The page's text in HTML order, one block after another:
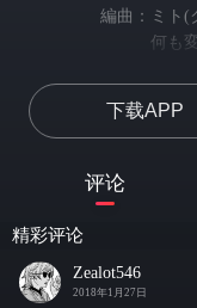
編曲：ミト(
何も
笑
わ
まだ帰りた
下载APP
评论
精彩评论
Zealot546
2018年1月27日